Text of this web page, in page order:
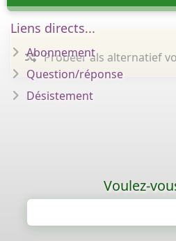
Probeer als alternatief
Liens directs...
Abonnement
Question/réponse
Désistement
Voulez-